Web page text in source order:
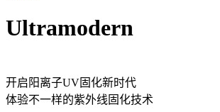
Ultramodern
开启阳离子UV固化新时代
体验不一样的紫外线固化技术